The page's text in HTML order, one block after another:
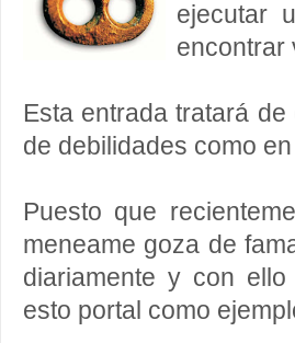
ejecutar
encontrar
Esta entrada tratará
de debilidades como
Puesto que
meneame goza de
diariamente y con
esto portal como